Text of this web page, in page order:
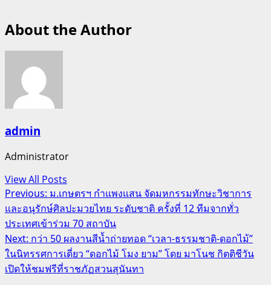
About the Author
admin
Administrator
View All Posts
Post
navigation
Previous: ม.เกษตรฯ กำแพงแสน จัดมหกรรมทักษะวิชาการ
และอนุรักษ์ศิลปะมวยไทย ระดับชาติ ครั้งที่ 12 ทีมจากทั่ว
ประเทศเข้าร่วม 70 สถาบัน
Next: กว่า 50 ผลงานสีน้ำถ่ายทอด “เวลา-ธรรมชาติ-ดอกไม้”
ในนิทรรศการเดี่ยว “ดอกไม้ โมง ยาม” โดย มาโนช กิตติชีวัน
เปิดให้ชมฟรีที่ราชภัฏสวนสุนันทา